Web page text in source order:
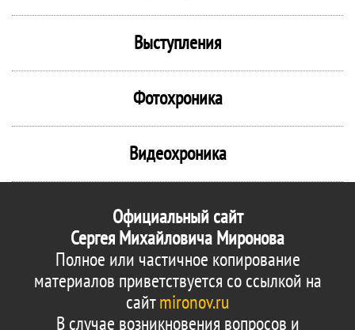
Выступления
Фотохроника
Видеохроника
Официальный сайт
Сергея Михайловича Миронова
Полное или частичное копирование
материалов приветствуется со ссылкой на
сайтmironov.ru
В случае возникновения вопросов и